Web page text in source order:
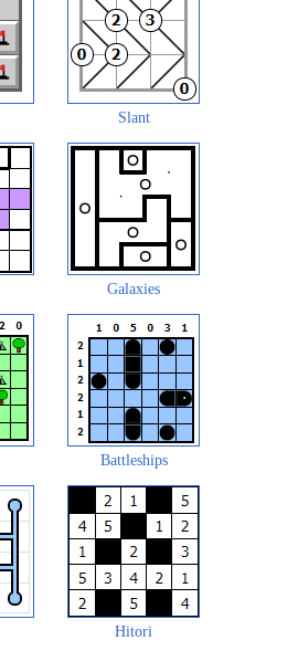
Slant
Galaxies
Battleships
Hitori